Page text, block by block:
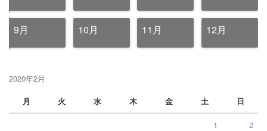
9月 10月 11月 12月
2020年2月
月
火 水 木 金 土 日
1 2